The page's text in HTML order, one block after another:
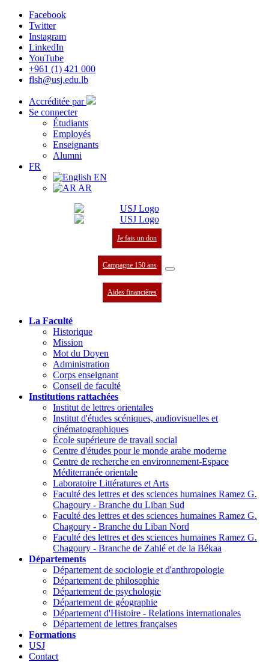
Facebook
Twitter
Instagram
LinkedIn
YouTube
+961 (1) 421 000
flsh@usj.edu.lb
Accréditée par
Se connecter
Étudiants
Employés
Enseignants
Alumni
FR
EN
AR
Je fais un don
Campagne 150 ans
Aides financières
La Faculté
Historique
Mission
Mot du Doyen
Administration
Corps enseignant
Conseil de faculté
Institutions rattachées
Institut de lettres orientales
Institut d'études scéniques, audiovisuelles et
cinématographiques
École supérieure de travail social
Centre d'études pour le monde arabe moderne
Centre de recherche en environnement-Espace
Méditerranée orientale
Laboratoire Littératures et Arts
Faculté des lettres et des sciences humaines Ramez G.
Chagoury - Branche du Liban Sud
Faculté des lettres et des sciences humaines Ramez G.
Chagoury - Branche du Liban Nord
Faculté des lettres et des sciences humaines Ramez G.
Chagoury - Branche de Zahlé et de la Békaa
Départements
Département de sociologie et d'anthropologie
Département de philosophie
Département de psychologie
Département de géographie
Département d'Histoire - Relations internationales
Département de lettres françaises
Formations
USJ
Contact